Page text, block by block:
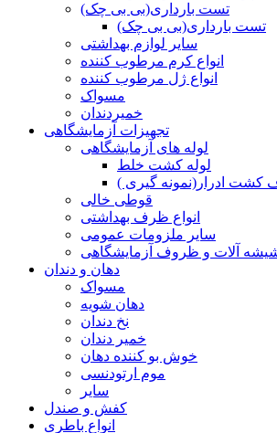
تست بارداری(بی بی چک)
تست بارداری(بی بی چک)
سایر لوازم بهداشتی
انواع کرم مرطوب کننده
انواع ژل مرطوب کننده
مسواک
خمیردندان
تجهیزات آزمایشگاهی
لوله های آزمایشگاهی
لوله کشت خلط
کشت ادرار(نمونه گیری )
قوطی خالی
انواع ظرف بهداشتی
سایر ملزومات عمومی
آلات و ظروف آزمایشگاهی
دهان و دندان
مسواک
دهان شویه
نخ دندان
خمیر دندان
خوش بو کننده دهان
موم ارتودنسی
سایر
کفش و صندل
انواع باطری